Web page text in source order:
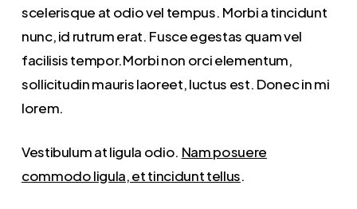
scelerisque at odio vel tempus. Morbi a tincidunt
nunc, id rutrum erat. Fusce egestas quam vel
facilisis tempor.Morbi non orci elementum,
sollicitudin mauris laoreet, luctus est. Donec in mi
lorem.
Vestibulum at ligula odio. Nam posuere
commodo ligula, et tincidunt tellus.